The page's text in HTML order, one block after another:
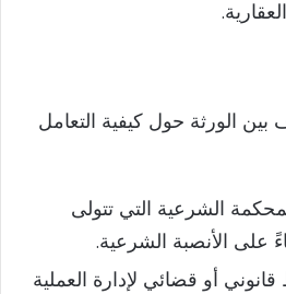
الورثة حول كيفية التعامل
الشرعية التي تتولى
على الأنصبة الشرعية.
أو قضائي لإدارة العملية